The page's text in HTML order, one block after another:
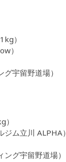
）
）
宇留野道場）
）
ム立川 ALPHA）
グ宇留野道場）